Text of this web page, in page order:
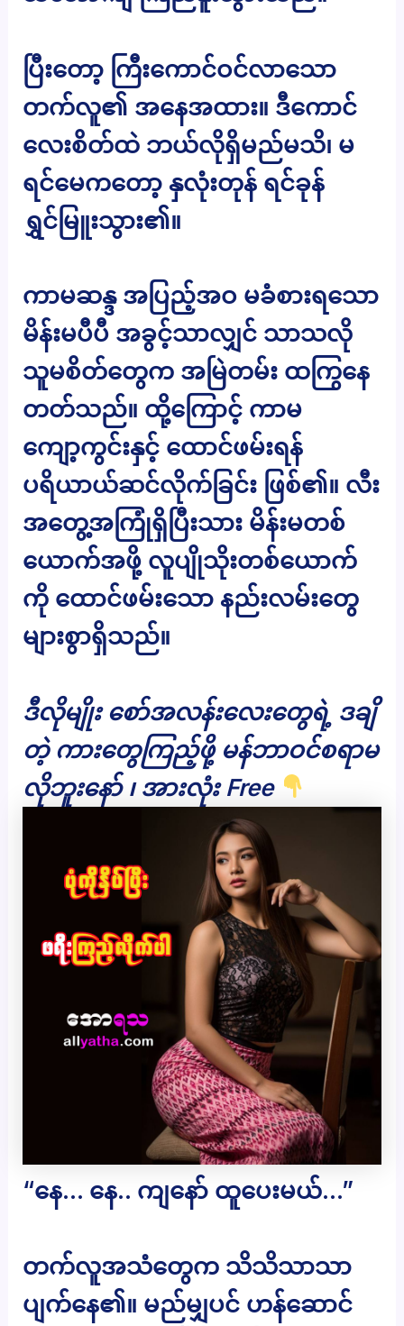
ပြီးတော့ ကြီးကောင်ဝင်လာသော
တက်လူ၏ အနေအထား။ ဒီကောင်
လေးစိတ်ထဲ ဘယ်လိုရှိမည်မသိ၊ မ
ရင်မေကတော့ နှလုံးတုန် ရင်ခုန်
ရွှင်မြူးသွား၏။
ကာမဆန္ဒ အပြည့်အဝ မခံစားရသော
မိန်းမပီပီ အခွင့်သာလျှင် သာသလို
သူမစိတ်တွေက အမြဲတမ်း ထကြွနေ
တတ်သည်။ ထို့ကြောင့် ကာမ
ကျော့ကွင်းနှင့် ထောင်ဖမ်းရန်
ပရိယာယ်ဆင်လိုက်ခြင်း ဖြစ်၏။ လီး
အတွေ့အကြုံရှိပြီးသား မိန်းမတစ်
ယောက်အဖို့ လူပျိုသိုးတစ်ယောက်
ကို ထောင်ဖမ်းသော နည်းလမ်းတွေ
များစွာရှိသည်။
ဒီလိုမျိုး စော်အလန်းလေးတွေရဲ့ ဒချိ
တဲ့ ကားတွေကြည့်ဖို့ မန်ဘာဝင်စရာမ
လိုဘူးနော် ၊ အားလုံး Free
“နေ… နေ.. ကျနော် ထူပေးမယ်…”
တက်လူအသံတွေက သိသိသာသာ
ပျက်နေ၏။ မည်မျှပင် ဟန်ဆောင်